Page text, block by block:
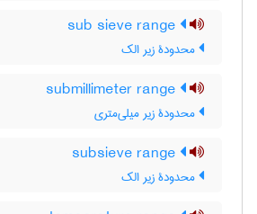
محدودۀ زیر الک
محدودۀ زیر میلی‌متری
محدودۀ زیر الک